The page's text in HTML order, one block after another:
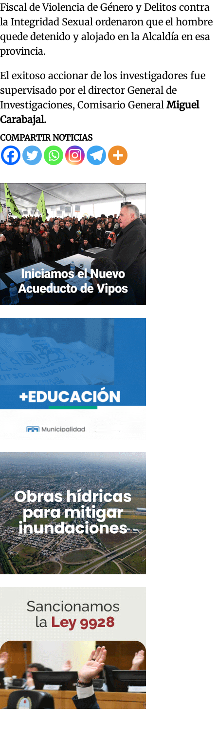
Fiscal de Violencia de Género y Delitos contra
la Integridad Sexual ordenaron que el hombre
quede detenido y alojado en la Alcaldía en esa
provincia.
El exitoso accionar de los investigadores fue
supervisado por el director General de
Investigaciones, Comisario General Miguel
Carabajal.
COMPARTIR NOTICIAS